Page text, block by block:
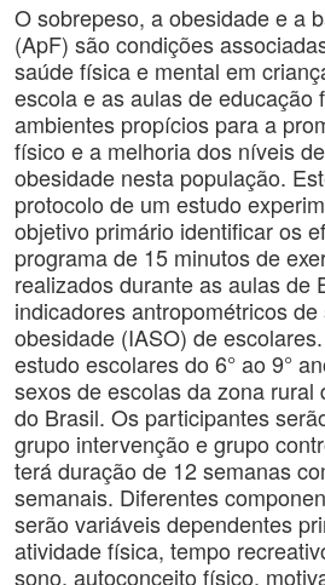
O sobrepeso, a obesidade e a
(ApF) são condições
saúde física e mental em
escola e as aulas de educação
ambientes propícios para a
físico e a melhoria dos níveis
obesidade nesta população.
protocolo de um estudo
objetivo primário identificar os
programa de 15 minutos de
realizados durante as aulas de
indicadores antropométricos
obesidade (IASO) de
estudo escolares do 6° ao 9°
sexos de escolas da zona rural
do Brasil. Os participantes
grupo intervenção e grupo
terá duração de 12 semanas
semanais. Diferentes
serão variáveis dependentes
atividade física, tempo
sono, autoconceito físico,